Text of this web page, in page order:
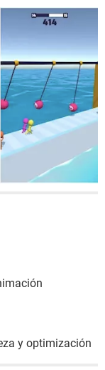
y optimización